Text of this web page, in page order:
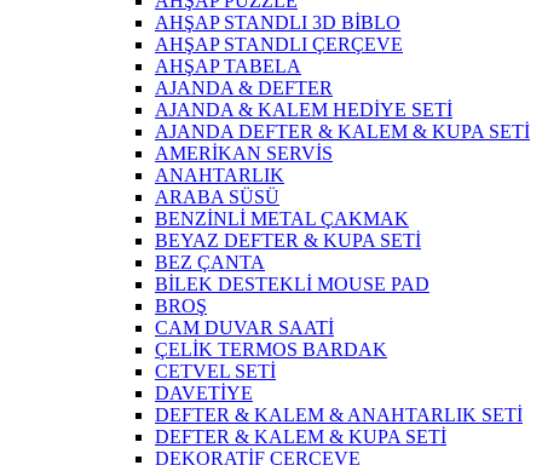
AHŞAP STANDLI 3D BİBLO
AHŞAP STANDLI ÇERÇEVE
AHŞAP TABELA
AJANDA & DEFTER
AJANDA & KALEM HEDİYE SETİ
AJANDA DEFTER & KALEM & KUPA SETİ
AMERİKAN SERVİS
ANAHTARLIK
ARABA SÜSÜ
BENZİNLİ METAL ÇAKMAK
BEYAZ DEFTER & KUPA SETİ
BEZ ÇANTA
BİLEK DESTEKLİ MOUSE PAD
BROŞ
CAM DUVAR SAATİ
ÇELİK TERMOS BARDAK
CETVEL SETİ
DAVETİYE
DEFTER & KALEM & ANAHTARLIK SETİ
DEFTER & KALEM & KUPA SETİ
DEKORATİF ÇERÇEVE